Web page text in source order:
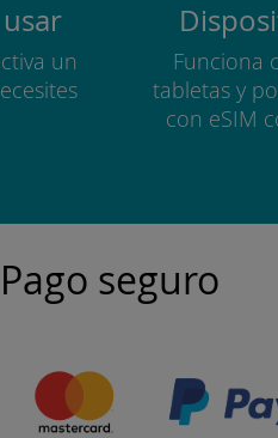
un
Funciona
tabletas y
con eSIM
Pago seguro